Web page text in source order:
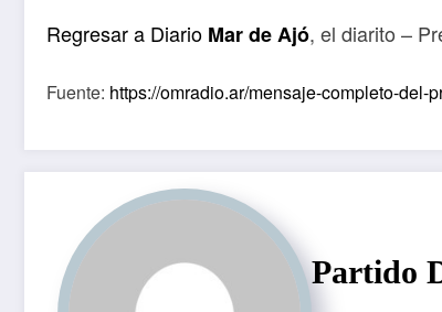
Regresar a Diario Mar de Ajó, el diarito –
Fuente: https://omradio.ar/mensaje-completo-
Partido